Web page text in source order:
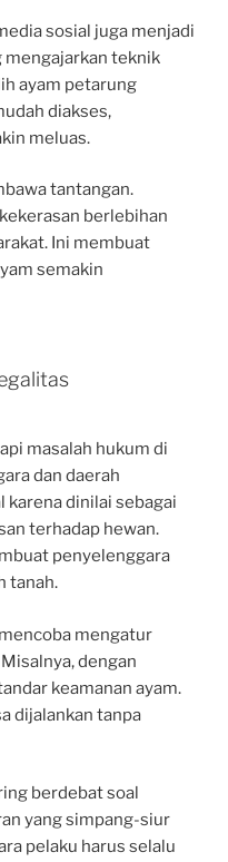
sosial juga menjadi
mengajarkan teknik
ayam petarung
diakses,
meluas.
tantangan.
berlebihan
Ini membuat
semakin
masalah hukum di
dan daerah
karena dinilai sebagai
terhadap hewan.
penyelenggara
tanah.
mengatur
dengan
keamanan ayam.
dijalankan tanpa
berdebat soal
yang simpang-siur
pelaku harus selalu